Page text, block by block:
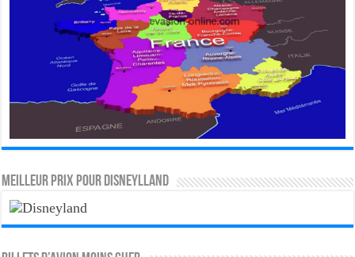
MEILLEUR PRIX POUR DISNEYLLAND